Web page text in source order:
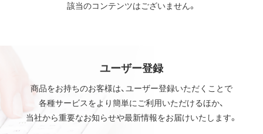
該当のコンテンツはございません。
ユーザー登録
商品をお持ちのお客様は、ユーザー登録いただくことで
各種サービスをより簡単にご利用いただけるほか、
当社から重要なお知らせや最新情報をお届けいたします。